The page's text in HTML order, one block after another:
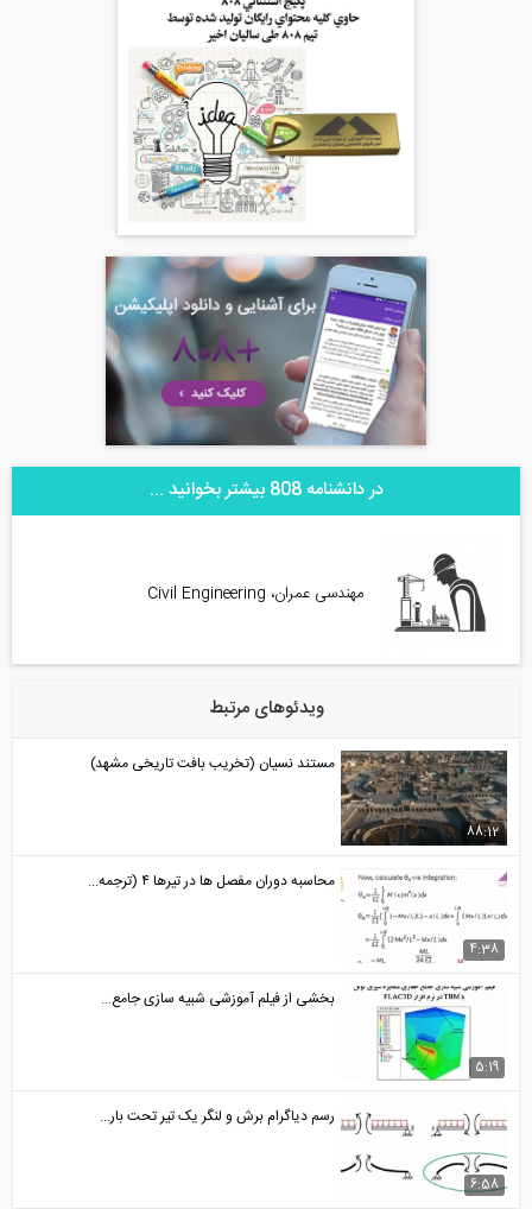
در دانشنامه 808 بیشتر بخوانید ...
مهندسی عمران، Civil Engineering
ویدئوهای مرتبط
88:12
مستند نسیان (تخریب بافت تاریخی مشهد)
4:38
محاسبه دوران مفصل ها در تیرها ۴ (ترجمه...
5:19
بخشی از فیلم آموزشی شبیه سازی جامع...
6:58
رسم دیاگرام برش و لنگر یک تیر تحت بار...